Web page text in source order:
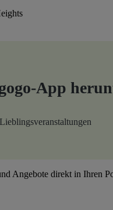
App
Angebote direkt in Ihren